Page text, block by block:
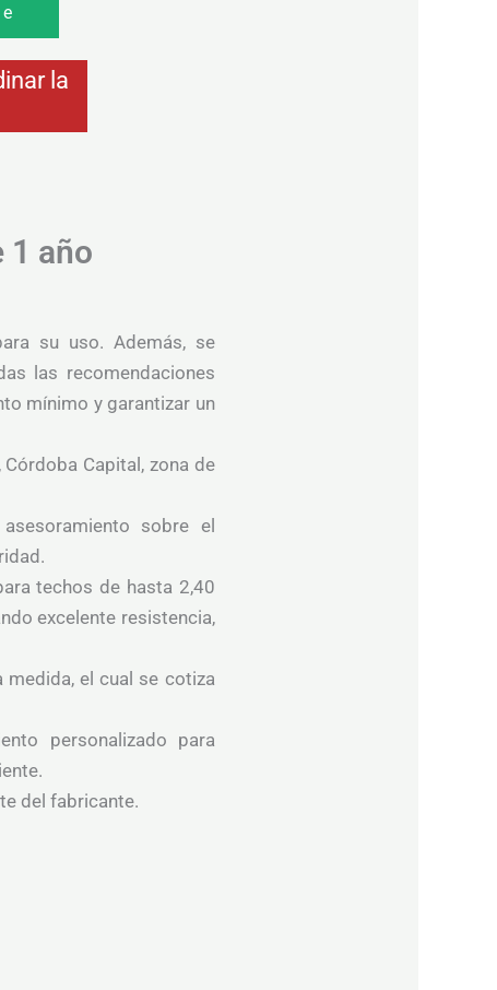
la
1 año
su uso. Además, se
las recomendaciones
mínimo y garantizar un
Capital, zona de
sobre el
techos de hasta 2,40
excelente resistencia,
el cual se cotiza
personalizado para
del fabricante.